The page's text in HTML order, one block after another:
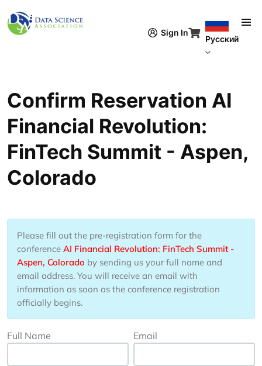
Sign In
Русский
Confirm Reservation AI
Financial Revolution:
FinTech Summit - Aspen,
Colorado
Please fill out the pre-registration form for the
conference AI Financial Revolution: FinTech Summit -
Aspen, Colorado by sending us your full name and
email address. You will receive an email with
information as soon as the conference registration
officially begins.
Full Name Email